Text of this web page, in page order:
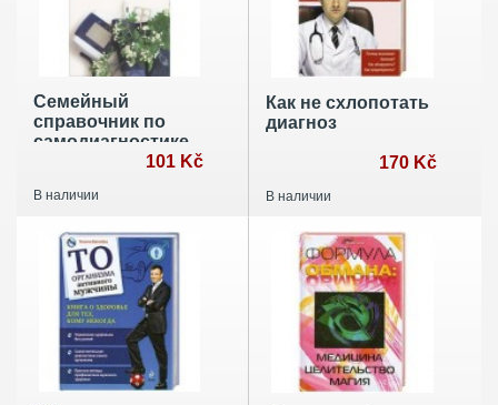
Семейный
справочник по
самодиагностике
101 Kč
В наличии
Как не схлопотать
диагноз
170 Kč
В наличии